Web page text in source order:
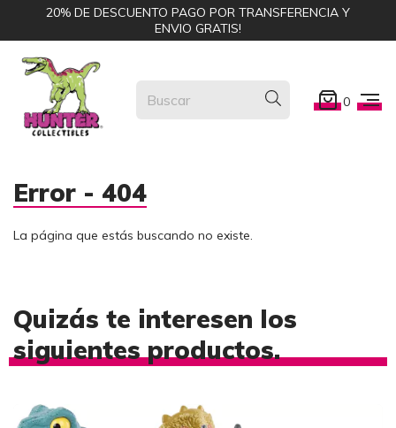
20% DE DESCUENTO PAGO POR TRANSFERENCIA Y
ENVIO GRATIS!
0
Error - 404
La página que estás buscando no existe.
Quizás te interesen los
siguientes productos.